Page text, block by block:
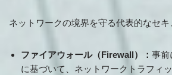
ネットワークの境界を守る代表的なセキ
ファイアウォール（Firewall）： 事前
に基づいて、ネットワークトラフィ